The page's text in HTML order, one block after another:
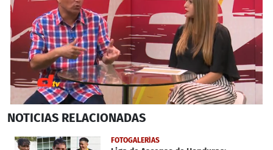
seconds
50
seconds
NOTICIAS RELACIONADAS
FOTOGALERÍAS